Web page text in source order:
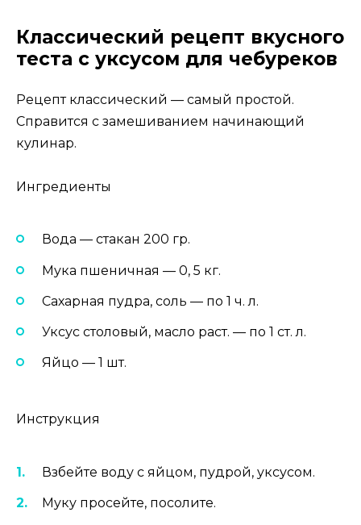
Классический рецепт вкусного
теста с уксусом для чебуреков
Рецепт классический — самый простой.
Справится с замешиванием начинающий
кулинар.
Ингредиенты
Вода — стакан 200 гр.
Мука пшеничная — 0, 5 кг.
Сахарная пудра, соль — по 1 ч. л.
Уксус столовый, масло раст. — по 1 ст. л.
Яйцо — 1 шт.
Инструкция
Взбейте воду с яйцом, пудрой, уксусом.
Муку просейте, посолите.